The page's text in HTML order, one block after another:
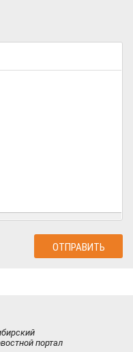
портал